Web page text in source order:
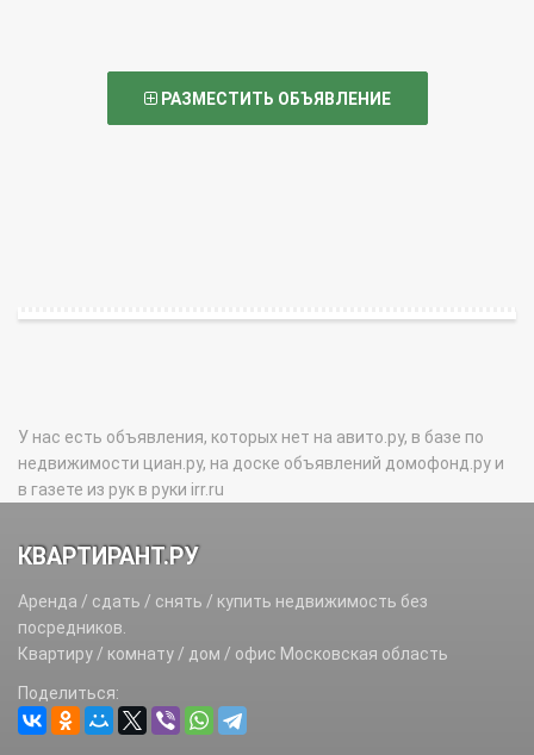
РАЗМЕСТИТЬ ОБЪЯВЛЕНИЕ
У нас есть объявления, которых нет на авито.ру, в базе по
недвижимости циан.ру, на доске объявлений домофонд.ру и
в газете из рук в руки irr.ru
КВАРТИРАНТ.РУ
Аренда / сдать / снять / купить недвижимость без
посредников.
Квартиру / комнату / дом / офис Московская область
Поделиться: